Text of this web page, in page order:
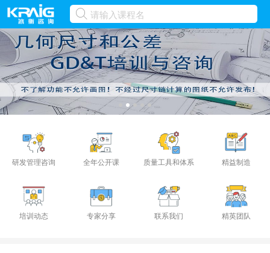
研发管理咨询 全年公开课 质量工具和体系 精益制造
培训动态 专家分享 联系我们 精英团队